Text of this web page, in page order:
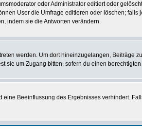
oder Administrator editiert oder
User die Umfrage editieren oder löschen;
indem sie die Antworten verändern.
werden. Um dort hineinzugelangen,
sie um Zugang bitten, sofern du einen
Beeinflussung des Ergebnisses verhindert.